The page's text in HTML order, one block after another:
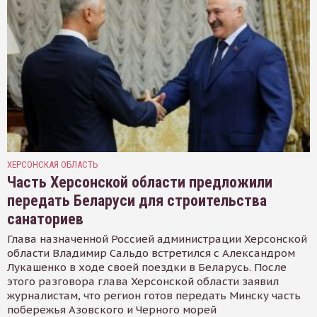
ХЕРСОНСКАЯ ОБЛАСТЬ
Часть Херсонской области предложили
передать Беларуси для строительства
санаториев
Глава назначенной Россией администрации Херсонской
области Владимир Сальдо встретился с Александром
Лукашенко в ходе своей поездки в Беларусь. После
этого разговора глава Херсонской области заявил
журналистам, что регион готов передать Минску часть
побережья Азовского и Черного морей